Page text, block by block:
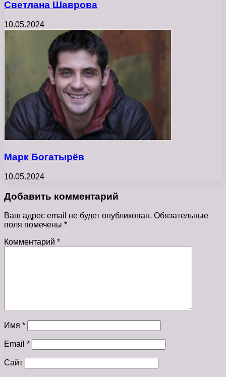
Светлана Шаврова
10.05.2024
Марк Богатырёв
10.05.2024
Добавить комментарий
Ваш адрес email не будет опубликован. Обязательные
поля помечены *
Комментарий *
Имя *
Email *
Сайт